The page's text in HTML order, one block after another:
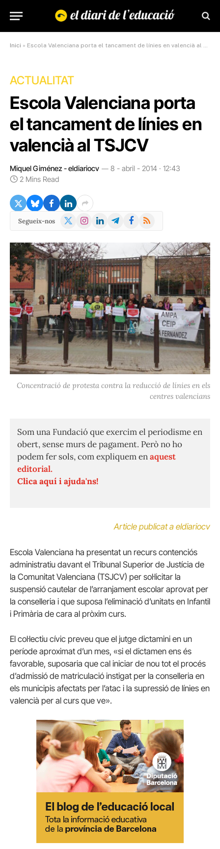
Inici » Escola Valenciana porta el tancament de línies en valencià al TSJCV
ACTUALITAT
Escola Valenciana porta
el tancament de línies en
valencià al TSJCV
Miquel Giménez - eldiariocv
8 - abril - 2014 · 12:43
2 Mins Read
Segueix-nos
X
Instagram
LinkedInTelegramFacebook
RSS
Concentració de protesta contra la reducció de línies en els
centres valencians
Som una Fundació que exercim el periodisme en
obert, sense murs de pagament. Però no ho
podem fer sols, com expliquem enaquest
editorial.
Clica aquí i ajuda'ns!
Article publicat a eldiariocv
Escola Valenciana ha presentat un recurs contenciós
administratiu davant el Tribunal Superior de Justícia de
la Comunitat Valenciana (TSJCV) per sol·licitar la
suspensió cautelar de l’arranjament escolar aprovat per
la conselleria i que suposa l’eliminació d’unitats en Infantil
i Primària de cara al pròxim curs.
El col·lectiu cívic preveu que el jutge dictamini en un
període aproximat d’un mes, «si el dictamen ens és
favorable, suposaria que cal iniciar de nou tot el procés
d’admissió de matriculació instigat per la conselleria en
els municipis afectats per l’atac i la supressió de línies en
valencià per al curs que ve».